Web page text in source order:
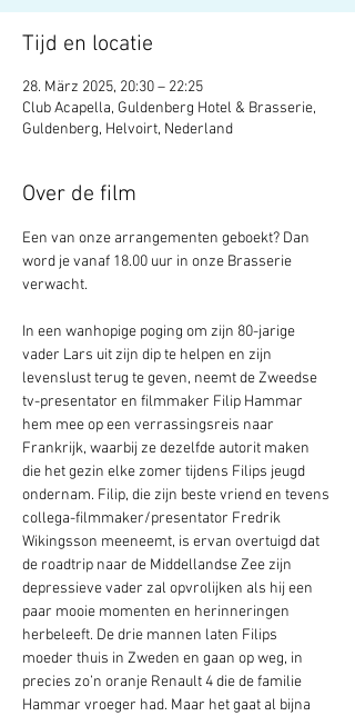
Tijd en locatie
28. März 2025, 20:30 – 22:25
Club Acapella, Guldenberg Hotel & Brasserie,
Guldenberg, Helvoirt, Nederland
Over de film
Een van onze arrangementen geboekt? Dan
word je vanaf 18.00 uur in onze Brasserie
verwacht.
In een wanhopige poging om zijn 80-jarige
vader Lars uit zijn dip te helpen en zijn
levenslust terug te geven, neemt de Zweedse
tv-presentator en filmmaker Filip Hammar
hem mee op een verrassingsreis naar
Frankrijk, waarbij ze dezelfde autorit maken
die het gezin elke zomer tijdens Filips jeugd
ondernam. Filip, die zijn beste vriend en tevens
collega-filmmaker/presentator Fredrik
Wikingsson meeneemt, is ervan overtuigd dat
de roadtrip naar de Middellandse Zee zijn
depressieve vader zal opvrolijken als hij een
paar mooie momenten en herinneringen
herbeleeft. De drie mannen laten Filips
moeder thuis in Zweden en gaan op weg, in
precies zo’n oranje Renault 4 die de familie
Hammar vroeger had. Maar het gaat al bijna